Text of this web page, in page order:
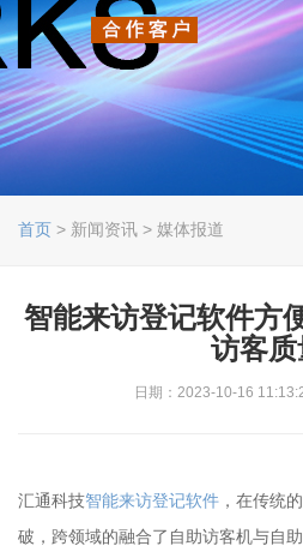
首页 > 新闻资讯 > 媒体报道
智能来访登记软件方
访客质
日期：2023-10-16
汇通科技智能来访登记软件 ，在传统
破，跨领域的融合了自助访客机与自